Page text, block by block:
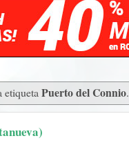
etiquetaPuerto del Connio.